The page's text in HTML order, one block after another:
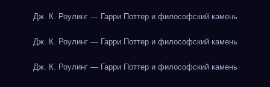
Дж. К. Роулинг — Гарри Поттер и философский камень
Дж. К. Роулинг — Гарри Поттер и философский камень
Дж. К. Роулинг — Гарри Поттер и философский камень